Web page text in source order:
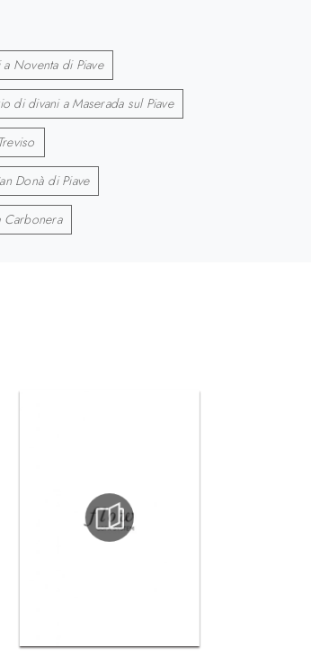
Noventa di Piave
di divani a Maserada sul Piave
Donà di Piave
Carbonera